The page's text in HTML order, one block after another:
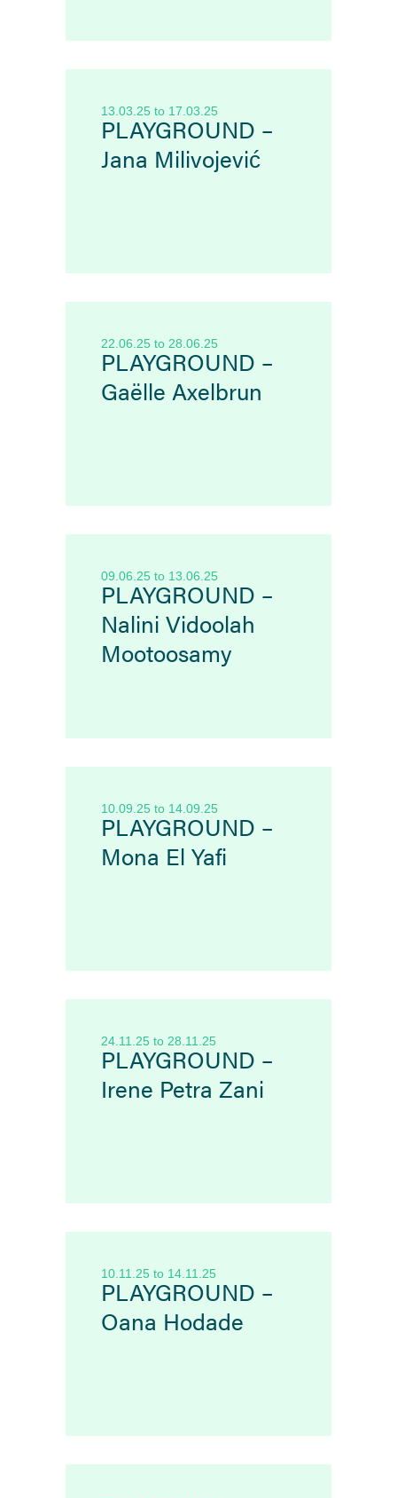
13.03.25 to 17.03.25
PLAYGROUND –
Jana Milivojević
22.06.25 to 28.06.25
PLAYGROUND –
Gaëlle Axelbrun
09.06.25 to 13.06.25
PLAYGROUND –
Nalini Vidoolah
Mootoosamy
10.09.25 to 14.09.25
PLAYGROUND –
Mona El Yafi
24.11.25 to 28.11.25
PLAYGROUND –
Irene Petra Zani
10.11.25 to 14.11.25
PLAYGROUND –
Oana Hodade